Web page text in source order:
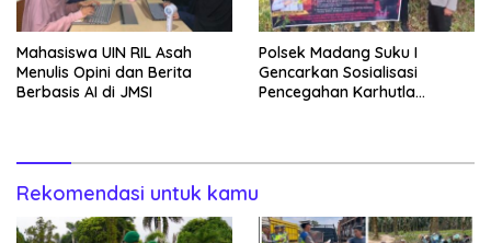
Mahasiswa UIN RIL Asah
Menulis Opini dan Berita
Berbasis AI di JMSI
Polsek Madang Suku I
Gencarkan Sosialisasi
Pencegahan Karhutla
Rekomendasi untuk kamu